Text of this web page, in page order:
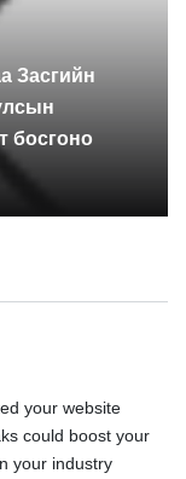
Засгийн
босгоно
your website
could boost your
your industry